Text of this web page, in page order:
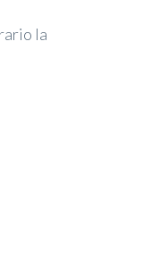
la